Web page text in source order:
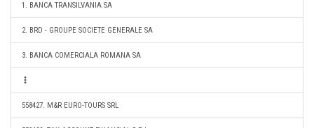
1. BANCA TRANSILVANIA SA
2. BRD - GROUPE SOCIETE GENERALE SA
3. BANCA COMERCIALA ROMANA SA
558427. M&R EURO-TOURS SRL